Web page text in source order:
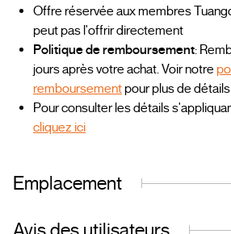
Offre réservée aux membres
peut pas l'offrir directement
Politique de remboursement:
jours après votre achat. Voir notre
remboursementpour plus de détails
Pour consulter les détails
cliquez ici
Emplacement